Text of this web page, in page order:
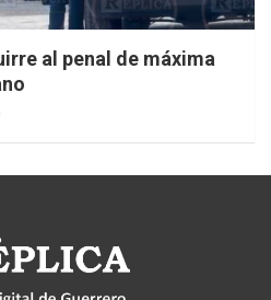
al penal de máxima